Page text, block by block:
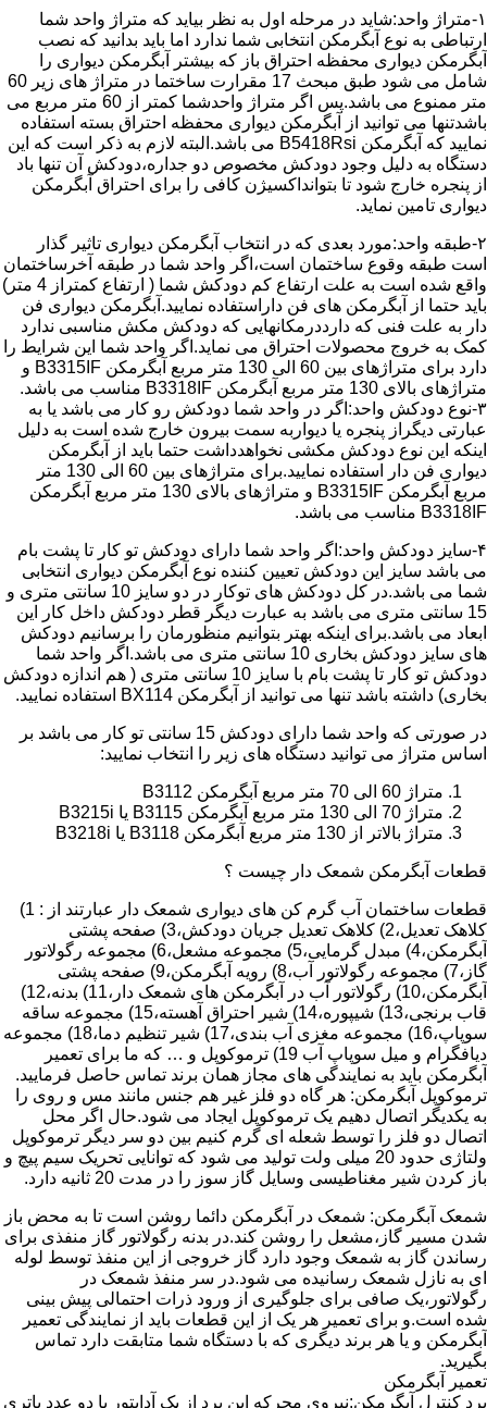
۱-متراژ واحد:شاید در مرحله اول به نظر بیاید که متراژ واحد شما
ارتباطی به نوع آبگرمکن انتخابی شما ندارد اما باید بدانید که نصب
آبگرمکن دیواری محفظه احتراق باز که بیشتر آبگرمکن دیواری را
شامل می شود طبق مبحث 17 مقرارت ساختما در متراژ های زیر 60
متر ممنوع می باشد.پس اگر متراژ واحدشما کمتر از 60 متر مربع می
باشدتنها می توانید از آبگرمکن دیواری محفظه احتراق بسته استفاده
نمایید که آبگرمکن B5418Rsi می باشد.البته لازم به ذکر است که این
دستگاه به دلیل وجود دودکش مخصوص دو جداره،دودکش آن تنها باد
از پنجره خارج شود تا بتوانداکسیژن کافی را برای احتراق آبگرمکن
دیواری تامین نماید.
۲-طبقه واحد:مورد بعدی که در انتخاب آبگرمکن دیواری تاثیر گذار
است طبقه وقوع ساختمان است،اگر واحد شما در طبقه آخرساختمان
واقع شده است به علت ارتفاع کم دودکش شما ( ارتفاع کمتراز 4 متر)
باید حتما از آبگرمکن های فن داراستفاده نمایید.آبگرمکن دیواری فن
دار به علت فنی که دارددرمکانهایی که دودکش مکش مناسبی ندارد
کمک به خروج محصولات احتراق می نماید.اگر واحد شما این شرایط را
دارد برای متراژهای بین 60 الی 130 متر مربع آبگرمکن B3315IF و
متراژهای بالای 130 متر مربع آبگرمکن B3318IF مناسب می باشد.
۳-نوع دودکش واحد:اگر در واحد شما دودکش رو کار می باشد یا به
عبارتی دیگراز پنجره یا دیواربه سمت بیرون خارج شده است به دلیل
اینکه این نوع دودکش مکشی نخواهدداشت حتما باید از آبگرمکن
دیواری فن دار استفاده نمایید.برای متراژهای بین 60 الی 130 متر
مربع آبگرمکن B3315IF و متراژهای بالای 130 متر مربع آبگرمکن
B3318IF مناسب می باشد.
۴-سایز دودکش واحد:اگر واحد شما دارای دودکش تو کار تا پشت بام
می باشد سایز این دودکش تعیین کننده نوع آبگرمکن دیواری انتخابی
شما می باشد.در کل دودکش های توکار در دو سایز 10 سانتی متری و
15 سانتی متری می باشد به عبارت دیگر قطر دودکش داخل کار این
ابعاد می باشد.برای اینکه بهتر بتوانیم منظورمان را برسانیم دودکش
های سایز دودکش بخاری 10 سانتی متری می باشد.اگر واحد شما
دودکش تو کار تا پشت بام با سایز 10 سانتی متری ( هم اندازه دودکش
بخاری) داشته باشد تنها می توانید از آبگرمکن BX114 استفاده نمایید.
در صورتی که واحد شما دارای دودکش 15 سانتی تو کار می باشد بر
اساس متراژ می توانید دستگاه های زیر را انتخاب نمایید:
متراژ 60 الی 70 متر مربع آبگرمکن B3112
متراژ 70 الی 130 متر مربع آبگرمکن B3115 یا B3215i
متراژ بالاتر از 130 متر مربع آبگرمکن B3118 یا B3218i
قطعات آبگرمکن شمعک دار چیست ؟
قطعات ساختمان آب گرم کن های دیواری شمعک دار عبارتند از : 1)
کلاهک تعدیل،2) کلاهک تعدیل جریان دودکش،3) صفحه پشتی
آبگرمکن،4) مبدل گرمایی،5) مجموعه مشعل،6) مجموعه رگولاتور
گاز،7) مجموعه رگولاتور آب،8) رویه آبگرمکن،9) صفحه پشتی
آبگرمکن،10) رگولاتور آب در آبگرمکن های شمعک دار،11) بدنه،12)
قاب برنجی،13) شیپوره،14) شیر احتراق آهسته،15) مجموعه ساقه
سوپاپ،16) مجموعه مغزی آب بندی،17) شیر تنظیم دما،18) مجموعه
دیافگرام و میل سوپاپ آب 19) ترموکوپل و … که ما برای تعمیر
آبگرمکن باید به نمایندگی های مجاز همان برند تماس حاصل فرمایید.
ترموکوپل آبگرمکن: هر گاه دو فلز غیر هم جنس مانند مس و روی را
به یکدیگر اتصال دهیم یک ترموکوپل ایجاد می شود.حال اگر محل
اتصال دو فلز را توسط شعله ای گرم کنیم بین دو سر دیگر ترموکوپل
ولتاژی حدود 20 میلی ولت تولید می شود که توانایی تحریک سیم پیچ و
باز کردن شیر مغناطیسی وسایل گاز سوز را در مدت 20 ثانیه دارد.
شمعک آبگرمکن: شمعک در آبگرمکن دائما روشن است تا به محض باز
شدن مسیر گاز،مشعل را روشن کند.در بدنه رگولاتور گاز منفذی برای
رساندن گاز به شمعک وجود دارد گاز خروجی از این منفذ توسط لوله
ای به نازل شمعک رسانیده می شود.در سر منفذ شمعک در
رگولاتور،یک صافی برای جلوگیری از ورود ذرات احتمالی پیش بینی
شده است.و برای تعمیر هر یک از این قطعات باید از نمایندگی تعمیر
آبگرمکن و یا هر برند دیگری که با دستگاه شما متابقت دارد تماس
بگیرید.
تعمیر آبگرمکن
برد کنترل آبگرمکن:نیروی محرکه این برد از یک آدابتور یا دو عدد باتری